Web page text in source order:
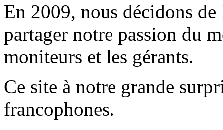
En 2009, nous décidons
partager notre passion du
moniteurs et les gérants.
Ce site à notre grande
francophones.